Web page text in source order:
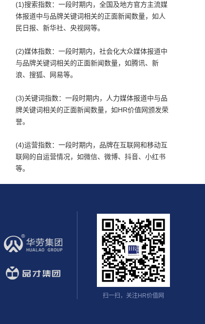
(1)搜索指数：一段时期内，全国及地方官方主流媒
体报道中与品牌关键词相关的正面新闻数量，如人
民日报、新华社、央视网等。
(2)媒体指数：一段时期内，社会化大众媒体报道中
与品牌关键词相关的正面新闻数量，如腾讯、新
浪、搜狐、网易等。
(3)关键词指数：一段时期内，人力媒体报道中与品
牌关键词相关的正面新闻数量，如HR价值网颁发荣
誉。
(4)运营指数：一段时期内，品牌在互联网和移动互
联网的自运营情况，如微信、微博、抖音、小红书
等。
扫一扫，关注HR价值网